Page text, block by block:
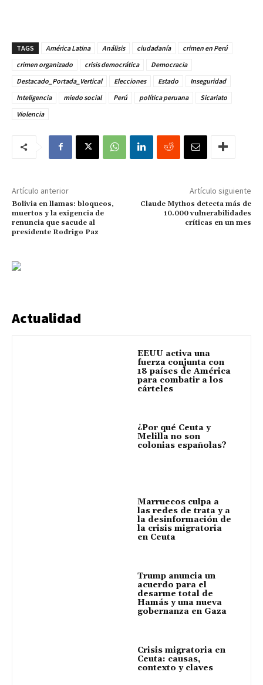
TAGS América Latina Análisis ciudadanía
crimen en Perú
crimen organizado
crisis democrática
Democracia
Destacado_Portada_Vertical
Elecciones Estado
Inseguridad
Inteligencia
miedo social Perú política peruana
Sicariato
Violencia
Artículo anterior
Bolivia en llamas: bloqueos,
muertos y la exigencia de
renuncia que sacude al
presidente Rodrigo Paz
Artículo siguiente
Claude Mythos detecta más de
10.000 vulnerabilidades
críticas en un mes
Actualidad
EEUU activa una
fuerza conjunta con
18 países de América
para combatir a los
cárteles
¿Por qué Ceuta y
Melilla no son
colonias españolas?
Marruecos culpa a
las redes de trata y a
la desinformación de
la crisis migratoria
en Ceuta
Trump anuncia un
acuerdo para el
desarme total de
Hamás y una nueva
gobernanza en Gaza
Crisis migratoria en
Ceuta: causas,
contexto y claves